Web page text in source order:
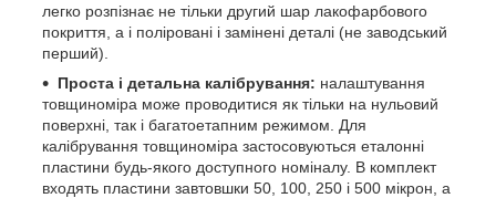
легко розпізнає не тільки другий шар лакофарбового
покриття, а і поліровані і замінені деталі (не заводський
перший).
Проста і детальна калібрування: налаштування
товщиноміра може проводитися як тільки на нульовий
поверхні, так і багатоетапним режимом. Для
калібрування товщиноміра застосовуються еталонні
пластини будь-якого доступного номіналу. В комплект
входять пластини завтовшки 50, 100, 250 і 500 мікрон, а